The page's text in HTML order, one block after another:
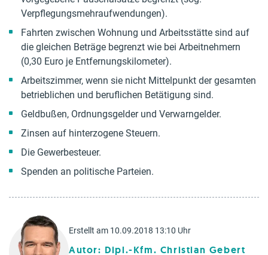
Verpflegungsmehraufwendungen).
Fahrten zwischen Wohnung und Arbeitsstätte sind auf
die gleichen Beträge begrenzt wie bei Arbeitnehmern
(0,30 Euro je Entfernungskilometer).
Arbeitszimmer, wenn sie nicht Mittelpunkt der gesamten
betrieblichen und beruflichen Betätigung sind.
Geldbußen, Ordnungsgelder und Verwarngelder.
Zinsen auf hinterzogene Steuern.
Die Gewerbesteuer.
Spenden an politische Parteien.
Erstellt am 10.09.2018 13:10 Uhr
Autor: Dipl.-Kfm. Christian Gebert